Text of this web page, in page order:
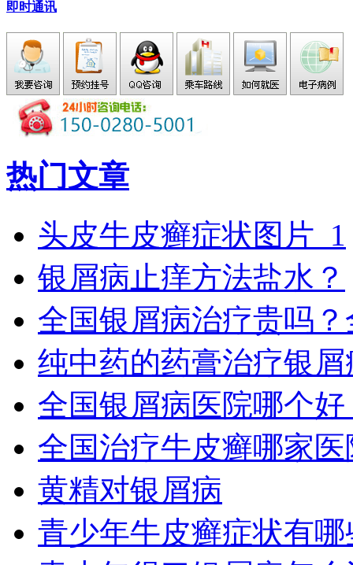
即时通讯
热门文章
头皮牛皮癣症状图片_1
银屑病止痒方法盐水？
全国银屑病治疗贵吗
纯中药的药膏治疗银屑
全国银屑病医院哪个
全国治疗牛皮癣哪家
黄精对银屑病
青少年牛皮癣症状有哪